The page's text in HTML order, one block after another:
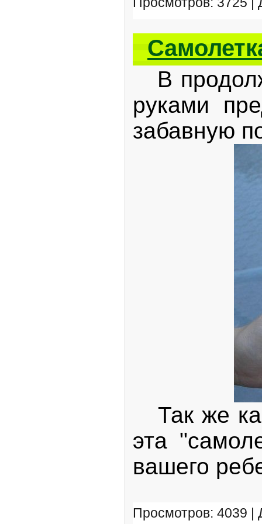
В
руками
забавную
Так же
эта
вашего
Просмотров: 4039 |